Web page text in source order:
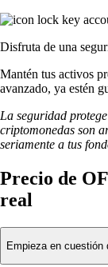
Disfruta de una
Mantén tus activos
avanzado, ya estén
La seguridad
criptomonedas son
seriamente a tus
Precio de
real
Empieza en cuestión